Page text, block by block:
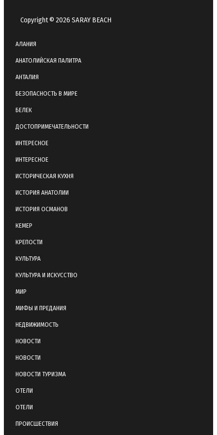
Copyright © 2026 SARAY BEACH
АЛАНИЯ
АНАТОЛИЙСКАЯ ПАЛИТРА
АНТАЛИЯ
БЕЗОПАСНОСТЬ В МИРЕ
БЕЛЕК
ДОСТОПРИМЕЧАТЕЛЬНОСТИ
ИНТЕРЕСНОЕ
ИНТЕРЕСНОЕ
ИСТОРИЧЕСКАЯ КУХНЯ
ИСТОРИЯ АНАТОЛИИ
ИСТОРИЯ ОСМАНОВ
КЕМЕР
КРЕПОСТИ
КУЛЬТУРА
КУЛЬТУРА И ИСКУССТВО
МИР
МИФЫ И ПРЕДАНИЯ
НЕДВИЖИМОСТЬ
НОВОСТИ
НОВОСТИ
НОВОСТИ ТУРИЗМА
ОТЕЛИ
ОТЕЛИ
ПРОИСШЕСТВИЯ